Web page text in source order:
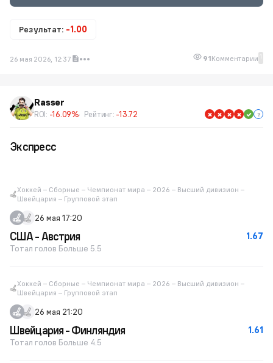
Результат: -1.00
26 мая 2026, 12:37 91Комментарии 1
Rasser
ROI: -16.09% Рейтинг: -13.72
Экспресс
Хоккей – Сборные – Чемпионат мира – 2026 – Высший дивизион –
Швейцария – Групповой этап
26 мая 17:20
1.67
США - Австрия
Тотал голов Больше 5.5
Хоккей – Сборные – Чемпионат мира – 2026 – Высший дивизион –
Швейцария – Групповой этап
26 мая 21:20
1.61
Швейцария - Финляндия
Тотал голов Больше 4.5